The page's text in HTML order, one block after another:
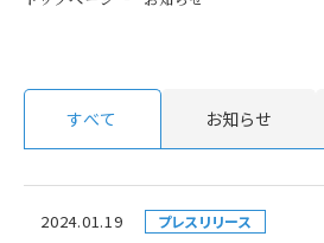
すべて お知らせ
2024.01.19 プレスリリース